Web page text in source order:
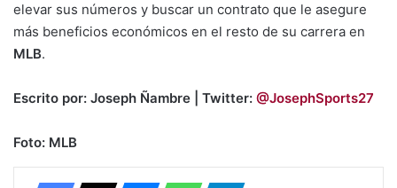
elevar sus números y buscar un contrato que le asegure
más beneficios económicos en el resto de su carrera en
MLB.
Escrito por: Joseph Ñambre | Twitter: @JosephSports27
Foto: MLB